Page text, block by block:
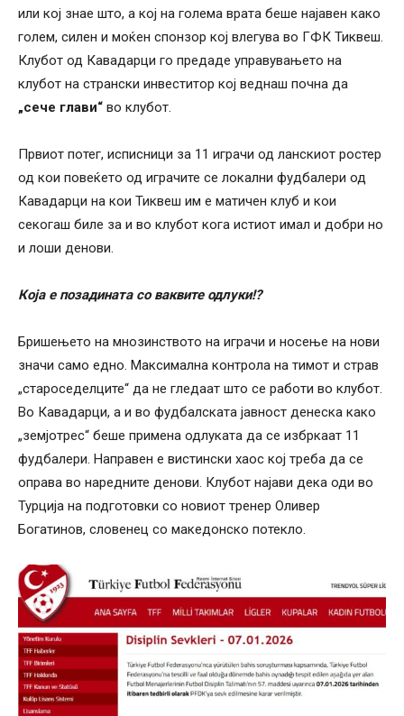
или кој знае што, а кој на голема врата беше најавен како
голем, силен и моќен спонзор кој влегува во ГФК Тиквеш.
Клубот од Кавадарци го предаде управувањето на
клубот на странски инвеститор кој веднаш почна да
„сече глави“ во клубот.
Првиот потег, исписници за 11 играчи од ланскиот ростер
од кои повеќето од играчите се локални фудбалери од
Кавадарци на кои Тиквеш им е матичен клуб и кои
секогаш биле за и во клубот кога истиот имал и добри но
и лоши денови.
Која е позадината со ваквите одлуки!?
Бришењето на мнозинството на играчи и носење на нови
значи само едно. Максимална контрола на тимот и страв
„староседелците“ да не гледаат што се работи во клубот.
Во Кавадарци, а и во фудбалската јавност денеска како
„земјотрес“ беше примена одлуката да се избркаат 11
фудбалери. Направен е вистински хаос кој треба да се
оправа во наредните денови. Клубот најави дека оди во
Турција на подготовки со новиот тренер Оливер
Богатинов, словенец со македонско потекло.